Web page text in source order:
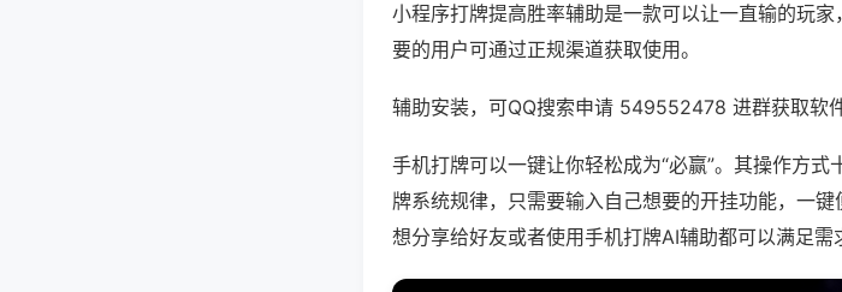
小程序打牌提高胜率辅助是一款可以让一直输的玩
要的用户可通过正规渠道获取使用。
辅助安装，可QQ搜索申请 549552478 进群获取软
手机打牌可以一键让你轻松成为“必赢”。其操作方
牌系统规律，只需要输入自己想要的开挂功能，一
想分享给好友或者使用手机打牌AI辅助都可以满足需